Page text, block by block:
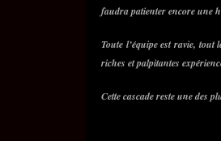
faudra patienter encore une
Toute l’équipe est ravie,
riches et palpitantes
Cette cascade reste une des